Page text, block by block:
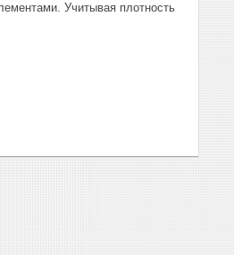
Учитывая плотность